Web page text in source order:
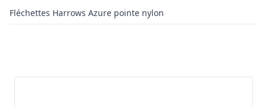
Fléchettes Harrows Azure pointe nylon